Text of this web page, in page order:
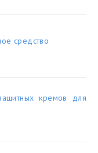
средство
кремов для